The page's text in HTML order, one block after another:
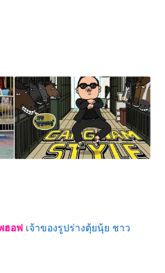
ฮอฟ เจ้าของรูปร่างตุ้ยนุ้ย ชาว